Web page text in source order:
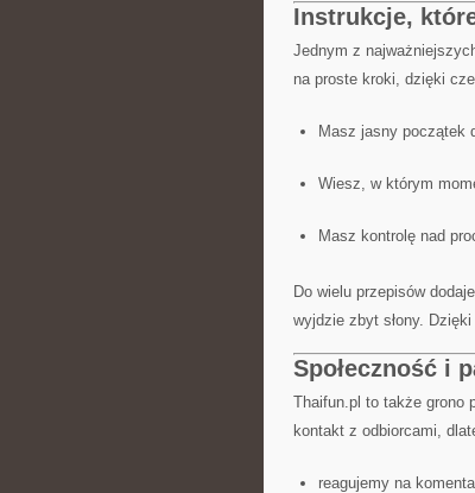
Instrukcje,
Jednym z
na proste kroki, dzięki
Masz jasny początek
Wiesz, w którym
Masz kontrolę nad
Do wielu przepisów
wyjdzie zbyt słony.
Społeczność i
Thaifun.pl to także grono
kontakt z odbiorcami,
reagujemy na